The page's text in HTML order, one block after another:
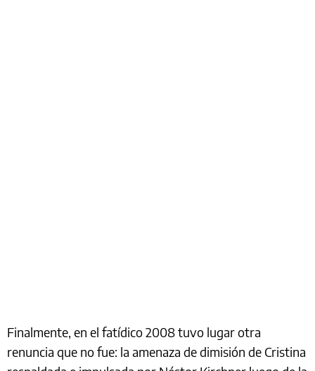
Finalmente, en el fatídico 2008 tuvo lugar otra
renuncia que no fue: la amenaza de dimisión de Cristina